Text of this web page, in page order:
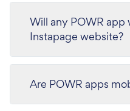
Will any POWR app
Instapage website?
Are POWR apps